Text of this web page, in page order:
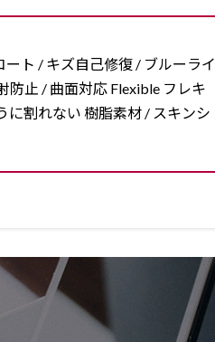
ト / キズ自己修復 / ブルーライ
防止 / 曲面対応 Flexible フレキ
に割れない 樹脂素材 / スキンシ